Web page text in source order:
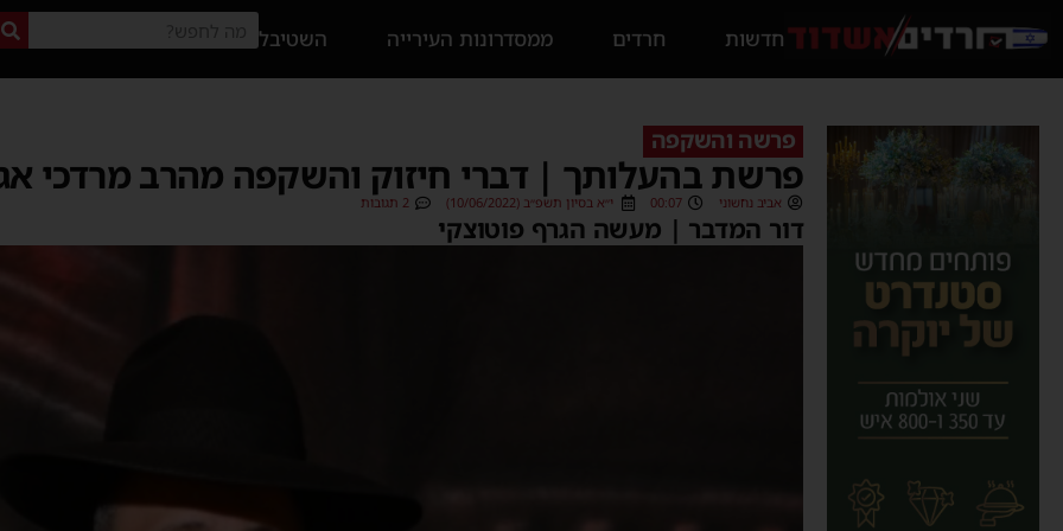
חדשות חרדים ממסדרונות העירייה השטיבל
פרשה והשקפה
פרשת בהעלותך | דברי חיזוק והשקפה מהרב מרדכי
אביב נחשוני 00:07 י״א בסיון תשפ״ב (10/06/2022) 2 תגובות
דור המדבר | מעשה הגרף פוטוצקי